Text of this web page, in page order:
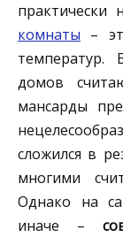
практически
комнаты –
температур.
домов
мансарды
сложился в
многими
Однако на
иначе –